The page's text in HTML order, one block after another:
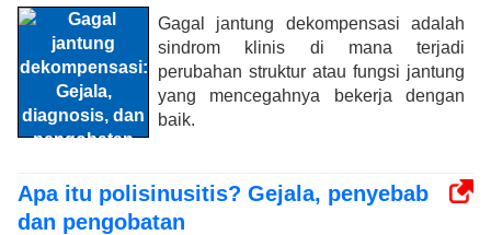
Gagal jantung dekompensasi adalah
sindrom klinis di mana terjadi
perubahan struktur atau fungsi jantung
yang mencegahnya bekerja dengan
baik.
Apa itu polisinusitis? Gejala, penyebab
dan pengobatan